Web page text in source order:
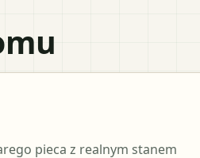
pieca z realnym stanem